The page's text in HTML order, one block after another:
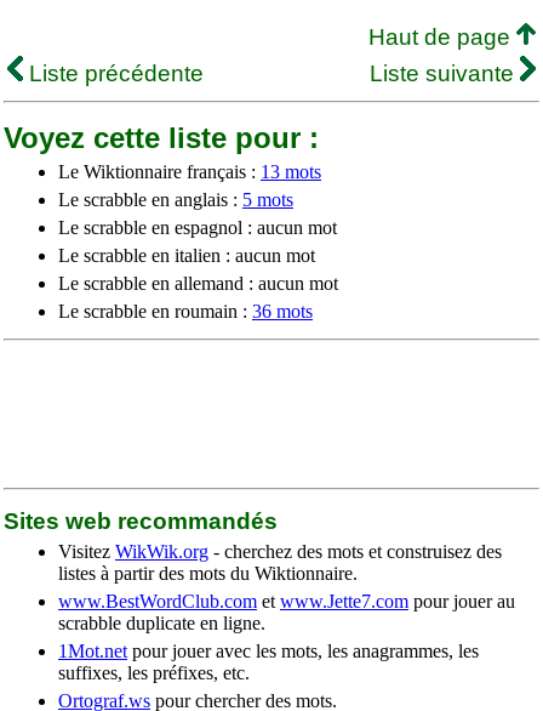
Haut de page
Liste précédente
Liste suivante
Voyez cette liste pour :
Le Wiktionnaire français : 13 mots
Le scrabble en anglais : 5 mots
Le scrabble en espagnol : aucun mot
Le scrabble en italien : aucun mot
Le scrabble en allemand : aucun mot
Le scrabble en roumain : 36 mots
Sites web recommandés
Visitez WikWik.org - cherchez des mots et construisez des
listes à partir des mots du Wiktionnaire.
www.BestWordClub.com et www.Jette7.com pour jouer au
scrabble duplicate en ligne.
1Mot.net pour jouer avec les mots, les anagrammes, les
suffixes, les préfixes, etc.
Ortograf.ws pour chercher des mots.